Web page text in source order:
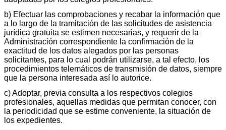
b) Efectuar las comprobaciones y recabar la información que
a lo largo de la tramitación de las solicitudes de asistencia
jurídica gratuita se estimen necesarias, y requerir de la
Administración correspondiente la confirmación de la
exactitud de los datos alegados por las personas
solicitantes, para lo cual podrán utilizarse, a tal efecto, los
procedimientos telemáticos de transmisión de datos, siempre
que la persona interesada así lo autorice.
c) Adoptar, previa consulta a los respectivos colegios
profesionales, aquellas medidas que permitan conocer, con
la periodicidad que se estime conveniente, la situación de
los expedientes.